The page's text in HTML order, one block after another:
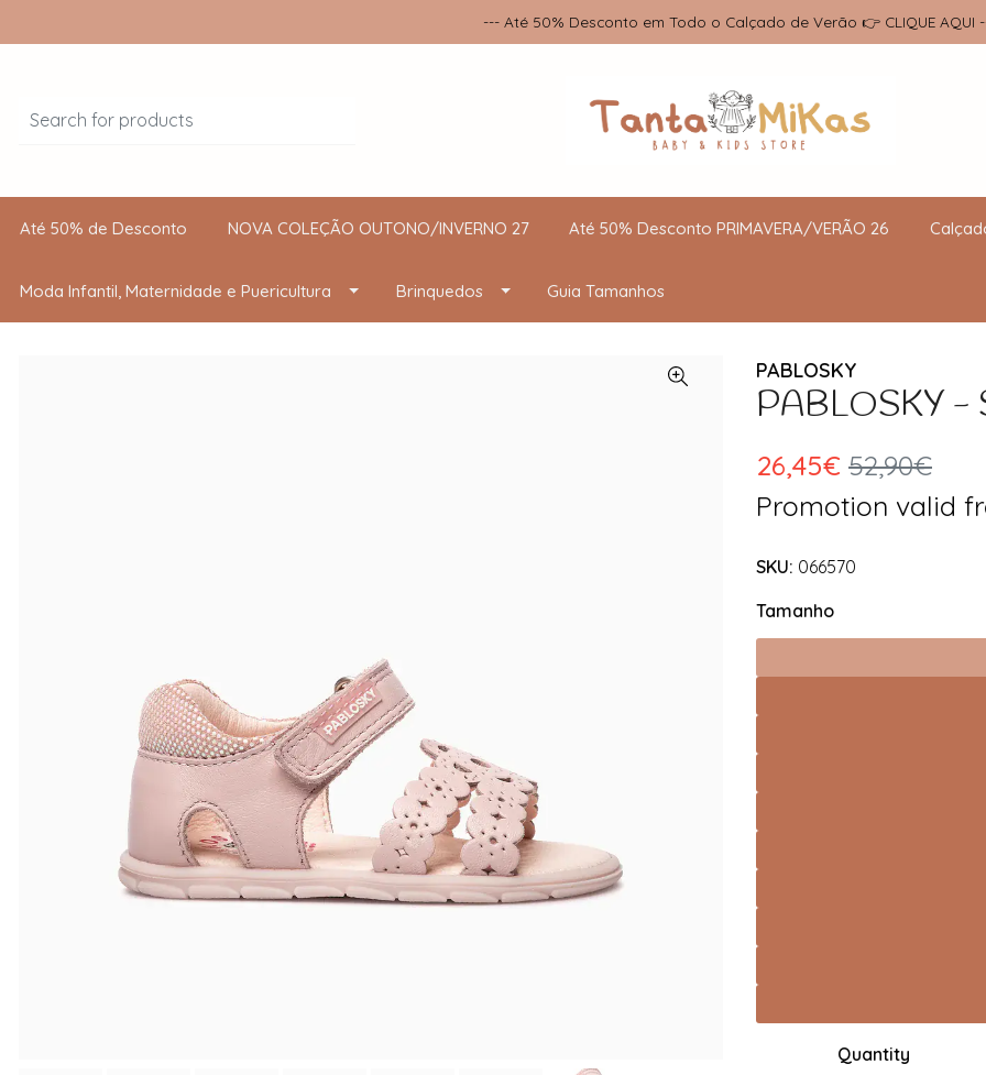
--- Até 50% Desconto em Todo o Calçado de Verão 👉 CLIQUE AQUI
Até 50% de Desconto NOVA COLEÇÃO OUTONO/INVERNO 27 Até 50% Desconto PRIMAVERA/VERÃO 26
Moda Infantil, Maternidade e Puericultura Brinquedos Guia Tamanhos
PABLOSKY
PABLOSKY -
26,45€ 52,90€
Promotion valid
SKU: 066570
Tamanho
Quantity